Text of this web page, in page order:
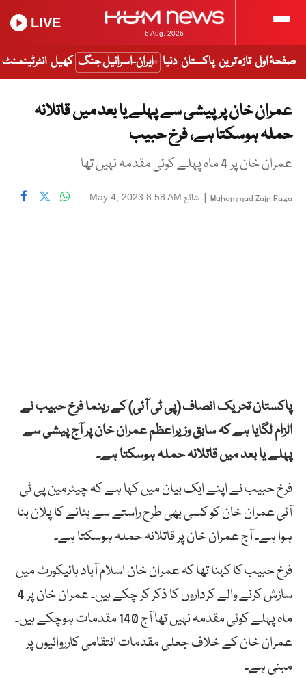
6 Aug, 2026
LIVE
صفحۂ اول تازہ ترین پاکستان دنیا ایران-اسرائیل جنگ کھیل انٹرٹینمنٹ
عمران خان پر پیشی سے پہلے یا بعد میں قاتلانہ
حملہ ہوسکتا ہے، فرخ حبیب
عمران خان پر 4 ماہ پہلے کوئی مقدمہ نہیں تھا
Muhammad Zain Raza
| شائع May 4, 2023 8:58 AM
پاکستان تحریک انصاف (پی ٹی آئی) کے رہنما فرخ حبیب نے
الزام لگایا ہے کہ سابق وزیراعظم عمران خان پر آج پیشی سے
پہلے یا بعد میں قاتلانہ حملہ ہوسکتا ہے۔
فرخ حبیب نے اپنے ایک بیان میں کہا ہے کہ چیئرمین پی ٹی
آئی عمران خان کو کسی بھی طرح راستے سے ہٹانے کا پلان بنا
ہوا ہے۔ آج عمران خان پر قاتلانہ حملہ ہوسکتا ہے۔
فرخ حبیب کا کہنا تھا کہ عمران خان اسلام آباد ہائیکورٹ میں
سازش کرنے والے کرداروں کا ذکر کر چکے ہیں۔ عمران خان پر 4
ماہ پہلے کوئی مقدمہ نہیں تھا آج 140 مقدمات ہوچکے ہیں۔
عمران خان کے خلاف جعلی مقدمات انتقامی کارروائیوں پر
مبنی ہے۔